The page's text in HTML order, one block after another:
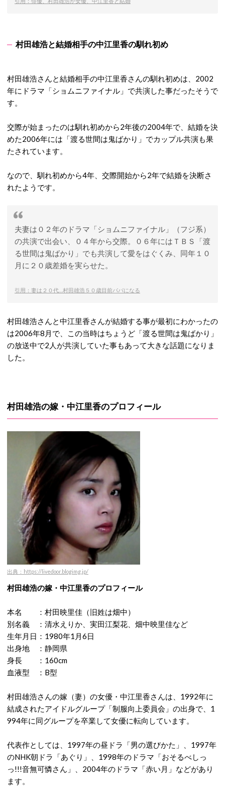
村田雄浩と結婚相手の中江里香の馴れ初め
村田雄浩さんと結婚相手の中江里香さんの馴れ初めは、2002
年にドラマ「ショムニファイナル」で共演した事だったそうで
す。
交際が始まったのは馴れ初めから2年後の2004年で、結婚を決
めた2006年には「渡る世間は鬼ばかり」でカップル共演も果
たされています。
なので、馴れ初めから4年、交際開始から2年で結婚を決断さ
れたようです。
夫妻は０２年のドラマ「ショムニファイナル」（フジ系）
の共演で出会い、０４年から交際。０６年にはＴＢＳ「渡
る世間は鬼ばかり」でも共演して愛をはぐくみ、同年１０
月に２０歳差婚を実らせた。
引用：妻は２０代…村田雄浩５０歳目前パパになる
村田雄浩さんと中江里香さんが結婚する事が最初にわかったの
は2006年8月で、この当時はちょうど「渡る世間は鬼ばかり」
の放送中で2人が共演していた事もあって大きな話題になりま
した。
村田雄浩の嫁・中江里香のプロフィール
出典：https://livedoor.blogimg.jp/
村田雄浩の嫁・中江里香のプロフィール
本名 ：村田映里佳（旧姓は畑中）
別名義 ：清水えりか、実田江梨花、畑中映里佳など
生年月日：1980年1月6日
出身地 ：静岡県
身長 ：160cm
血液型 ：B型
村田雄浩さんの嫁（妻）の女優・中江里香さんは、1992年に
結成されたアイドルグループ「制服向上委員会」の出身で、1
994年に同グループを卒業して女優に転向しています。
代表作としては、1997年の昼ドラ「男の選びかた」、1997年
のNHK朝ドラ「あぐり」、1998年のドラマ「おそるべしっ
っ!!!音無可憐さん」、2004年のドラマ「赤い月」などがあり
ます。